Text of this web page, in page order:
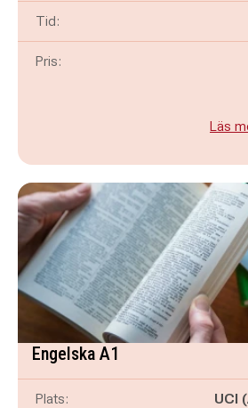
Tid:
Pris:
Läs
Engelska A1
Plats:
UCI